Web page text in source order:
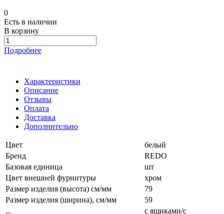
0
Есть в наличии
В корзину
Подробнее
Характеристики
Описание
Отзывы
Оплата
Доставка
Дополнительно
Цвет
белый
Бренд
REDO
Базовая единица
шт
Цвет внешней фурнитуры
хром
Размер изделия (высота) см/мм
79
Размер изделия (ширина), см/мм
59
с ящиками/с